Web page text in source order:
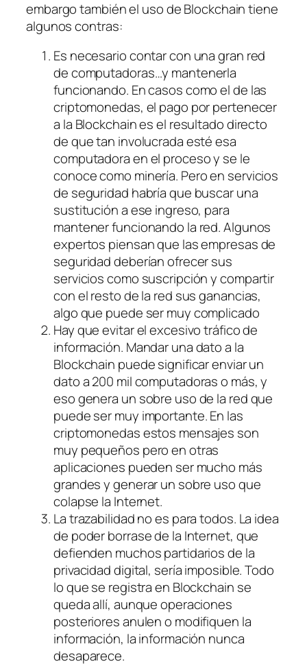
embargo también el uso de Blockchain tiene
algunos contras:
Es necesario contar con una gran red
de computadoras…y mantenerla
funcionando. En casos como el de las
criptomonedas, el pago por pertenecer
a la Blockchain es el resultado directo
de que tan involucrada esté esa
computadora en el proceso y se le
conoce como minería. Pero en servicios
de seguridad habría que buscar una
sustitución a ese ingreso, para
mantener funcionando la red. Algunos
expertos piensan que las empresas de
seguridad deberían ofrecer sus
servicios como suscripción y compartir
con el resto de la red sus ganancias,
algo que puede ser muy complicado
Hay que evitar el excesivo tráfico de
información. Mandar una dato a la
Blockchain puede significar enviar un
dato a 200 mil computadoras o más, y
eso genera un sobre uso de la red que
puede ser muy importante. En las
criptomonedas estos mensajes son
muy pequeños pero en otras
aplicaciones pueden ser mucho más
grandes y generar un sobre uso que
colapse la Internet.
La trazabilidad no es para todos. La idea
de poder borrase de la Internet, que
defienden muchos partidarios de la
privacidad digital, sería imposible. Todo
lo que se registra en Blockchain se
queda allí, aunque operaciones
posteriores anulen o modifiquen la
información, la información nunca
desaparece.